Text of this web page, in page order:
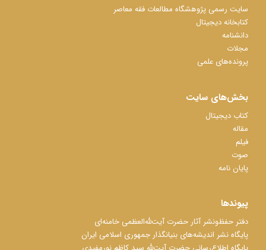
سایت رسمی پژوهشگاه مطالعات فقه معاصر
کتابخانه دیجیتال
دانشنامه
مجلات
پرونده‌های علمی
بخش‌های سایت
کتاب دیجیتال
مقاله
فیلم
صوت
پایان نامه
پیوندها
دفتر حفظ‌‌‌ونشر آثار حضرت آیت‌ﷲ‌العظمی خامنه‌ای
پایگاه نشر اندیشه‌های بنیانگذار جمهوری اسلامی ایران